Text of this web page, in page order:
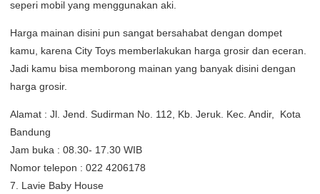
seperi mobil yang menggunakan aki.
Harga mainan disini pun sangat bersahabat dengan dompet
kamu, karena City Toys memberlakukan harga grosir dan eceran.
Jadi kamu bisa memborong mainan yang banyak disini dengan
harga grosir.
Alamat : Jl. Jend. Sudirman No. 112, Kb. Jeruk. Kec. Andir, Kota
Bandung
Jam buka : 08.30- 17.30 WIB
Nomor telepon : 022 4206178
7. Lavie Baby House